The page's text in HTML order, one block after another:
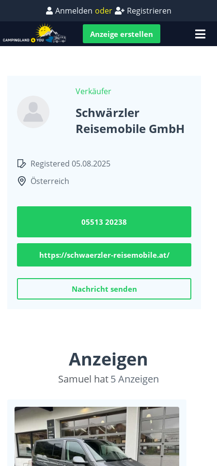
Anmelden oder Registrieren
Anzeige erstellen
Verkäufer
Schwärzler
Reisemobile GmbH
Registered 05.08.2025
Österreich
05513 20238
https://schwaerzler-reisemobile.at/
Nachricht senden
Anzeigen
Samuel hat5Anzeigen